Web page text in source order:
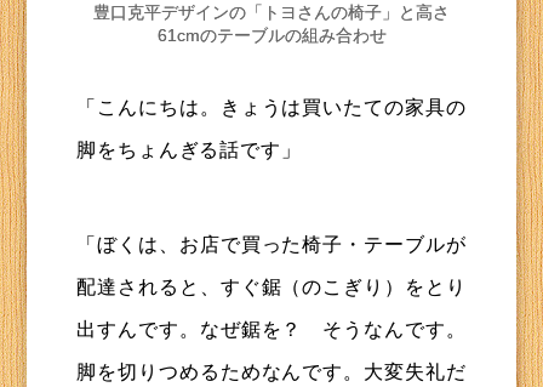
豊口克平デザインの「トヨさんの椅子」と高さ
61cmのテーブルの組み合わせ
「こんにちは。きょうは買いたての家具の
脚をちょんぎる話です」
「ぼくは、お店で買った椅子・テーブルが
配達されると、すぐ鋸（のこぎり）をとり
出すんです。なぜ鋸を？ そうなんです。
脚を切りつめるためなんです。大変失礼だ